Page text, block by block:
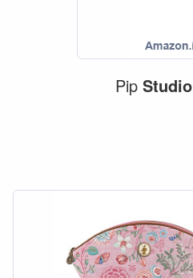
Pip Studio